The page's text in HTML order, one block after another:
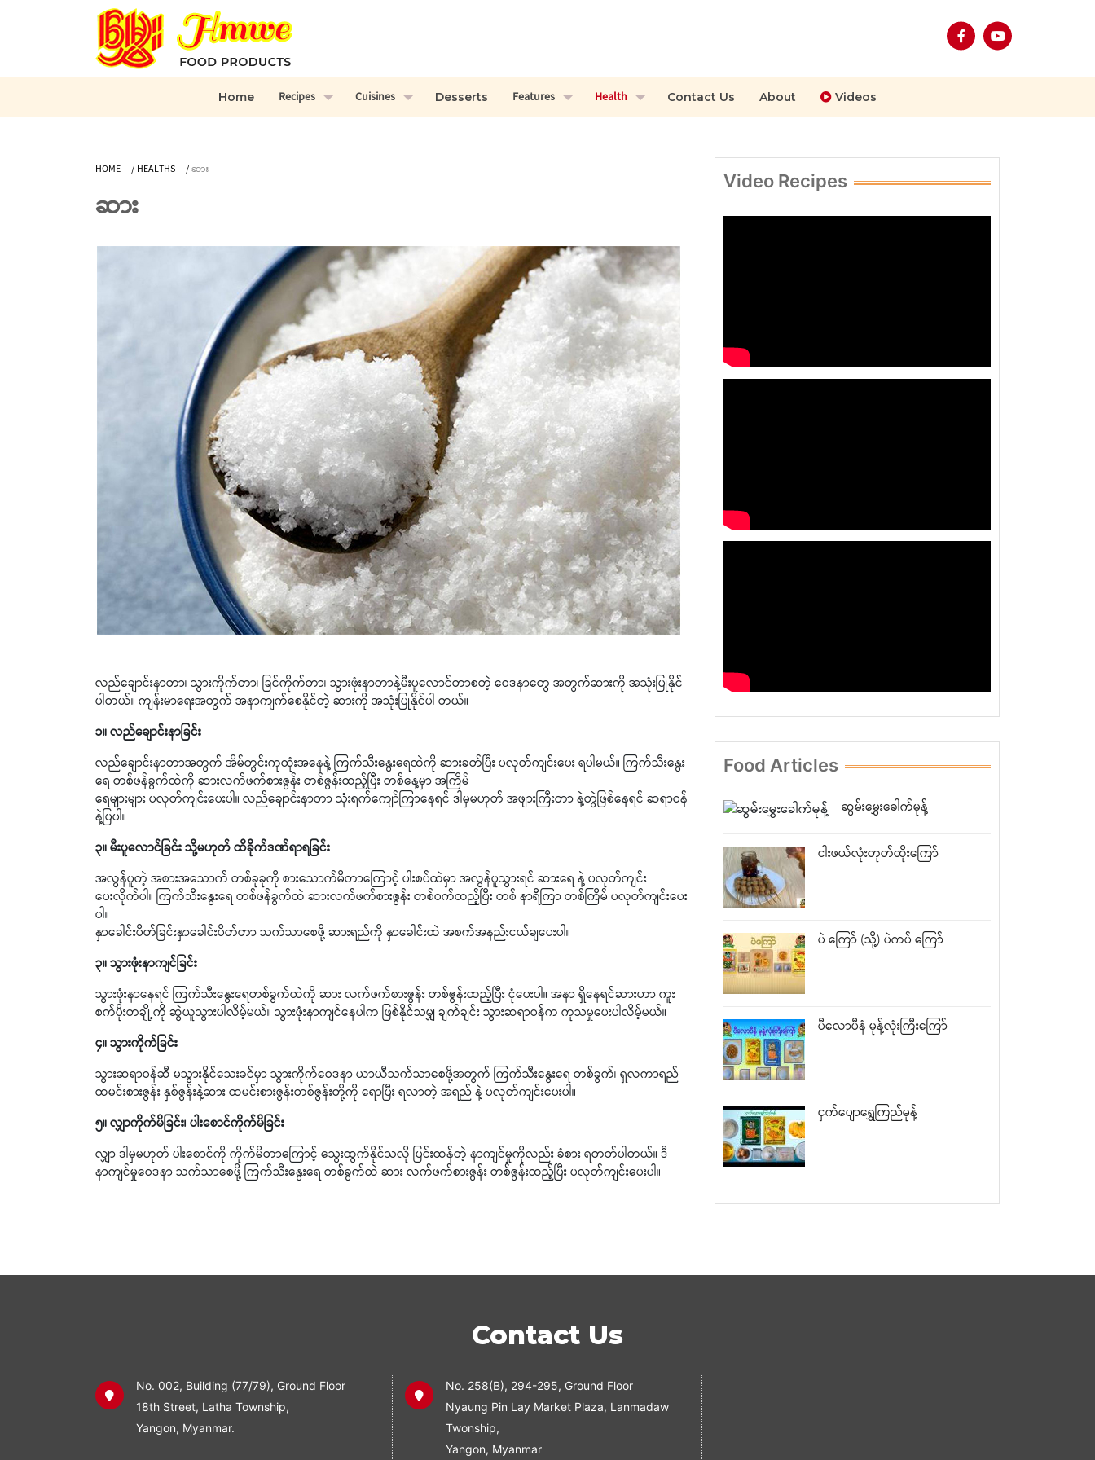
Home Recipes Cuisines Desserts Features Health Contact Us About Videos
HOME / HEALTHS /ဆား
ဆား
လည်ချောင်းနာတာ၊ သွားကိုက်တာ၊ ခြင်ကိုက်တာ၊ သွားဖုံးနာတာနဲ့မီးပူလောင်တာစတဲ့ ဝေဒနာတွေ အတွက်ဆားကို အသုံးပြုနိုင်
ပါတယ်။ ကျန်းမာရေးအတွက် အနာကျက်စေနိုင်တဲ့ ဆားကို အသုံးပြုနိုင်ပါ တယ်။
၁။ လည်ချောင်းနာခြင်း
လည်ချောင်းနာတာအတွက် အိမ်တွင်းကုထုံးအနေနဲ့ ကြက်သီးနွေးရေထဲကို ဆားခတ်ပြီး ပလုတ်ကျင်းပေး ရပါမယ်။ ကြက်သီးနွေး
ရေ တစ်ဖန်ခွက်ထဲကို ဆားလက်ဖက်စားဇွန်း တစ်ဇွန်းထည့်ပြီး တစ်နေ့မှာ အကြိမ်
ရေများများ ပလုတ်ကျင်းပေးပါ။ လည်ချောင်းနာတာ သုံးရက်ကျော်ကြာနေရင် ဒါမှမဟုတ် အဖျားကြီးတာ နဲ့တွဲဖြစ်နေရင် ဆရာဝန်
နဲ့ပြပါ။
၃။ မီးပူလောင်ခြင်း သို့မဟုတ် ထိခိုက်ဒဏ်ရာရခြင်း
အလွန်ပူတဲ့ အစားအသောက် တစ်ခုခုကို စားသောက်မိတာကြောင့် ပါးစပ်ထဲမှာ အလွန်ပူသွားရင် ဆားရေ နဲ့ ပလုတ်ကျင်း
ပေးလိုက်ပါ။ ကြက်သီးနွေးရေ တစ်ဖန်ခွက်ထဲ ဆားလက်ဖက်စားဇွန်း တစ်ဝက်ထည့်ပြီး တစ် နာရီကြာ တစ်ကြိမ် ပလုတ်ကျင်းပေး
ပါ။
နှာခေါင်းပိတ်ခြင်းနှာခေါင်းပိတ်တာ သက်သာစေဖို့ ဆားရည်ကို နှာခေါင်းထဲ အစက်အနည်းငယ်ချပေးပါ။
၃။ သွားဖုံးနာကျင်ခြင်း
သွားဖုံးနာနေရင် ကြက်သီးနွေးရေတစ်ခွက်ထဲကို ဆား လက်ဖက်စားဇွန်း တစ်ဇွန်းထည့်ပြီး ငုံပေးပါ။ အနာ ရှိနေရင်ဆားဟာ ကူး
စက်ပိုးတချို့ကို ဆွဲယူသွားပါလိမ့်မယ်။ သွားဖုံးနာကျင်နေပါက ဖြစ်နိုင်သမျှ ချက်ချင်း သွားဆရာဝန်က ကုသမှုပေးပါလိမ့်မယ်။
၄။ သွားကိုက်ခြင်း
သွားဆရာဝန်ဆီ မသွားနိုင်သေးခင်မှာ သွားကိုက်ဝေဒနာ ယာယီသက်သာစေဖို့အတွက် ကြက်သီးနွေးရေ တစ်ခွက်၊ ရှလကာရည်
ထမင်းစားဇွန်း နှစ်ဇွန်းနဲ့ဆား ထမင်းစားဇွန်းတစ်ဇွန်းတို့ကို ရောပြီး ရလာတဲ့ အရည် နဲ့ ပလုတ်ကျင်းပေးပါ။
၅။ လျှာကိုက်မိခြင်း၊ ပါးစောင်ကိုက်မိခြင်း
လျှာ ဒါမှမဟုတ် ပါးစောင်ကို ကိုက်မိတာကြောင့် သွေးထွက်နိုင်သလို ပြင်းထန်တဲ့ နာကျင်မှုကိုလည်း ခံစား ရတတ်ပါတယ်။ ဒီ
နာကျင်မှုဝေဒနာ သက်သာစေဖို့ ကြက်သီးနွေးရေ တစ်ခွက်ထဲ ဆား လက်ဖက်စားဇွန်း တစ်ဇွန်းထည့်ပြီး ပလုတ်ကျင်းပေးပါ။
Video Recipes
Food Articles
ဆွမ်းမွှေးခေါက်မုန့်
ငါးဖယ်လုံးတုတ်ထိုးကြော်
ပဲ ကြော် (သို့) ပဲကပ် ကြော်
ပီလောပီနံ မုန့်လုံးကြီးကြော်
ငှက်ပျောရွှေကြည်မုန့်
Contact Us
No. 002, Building (77/79), Ground Floor
18th Street, Latha Township,
Yangon, Myanmar.
No. 258(B), 294-295, Ground Floor
Nyaung Pin Lay Market Plaza, Lanmadaw
Twonship,
Yangon, Myanmar